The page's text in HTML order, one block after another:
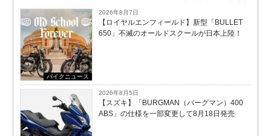
バイクニュース
2026年8月7日
【ロイヤルエンフィールド】新型「BULLET
650」不滅のオールドスクールが⽇本上陸！
2026年8月5日
【スズキ】「BURGMAN（バーグマン）400
ABS」の仕様を一部変更して8月18日発売